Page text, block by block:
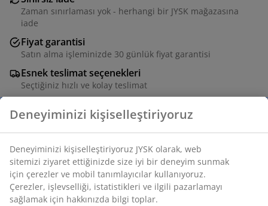
Zaman sınırlaması yok - herhangi bir JYSK mağazasına
iade
Fiyat garantisi
Satın alma işleminizde 30 günlük fiyat garantisi
Esnek teslimat seçenekleri
Seçtiğiniz hızlı ve kolay teslimat
Çelikten yapılmış siyah deoratif vazo, güzel bir ışık
oyunu yaratan detaylı oymalı bir desene sahiptir. Pratik
bir sapı vardır. Ø15 x H20 cm
SKU: 4912623
Deneyiminizi kişiselleştiriyoruz
Deneyiminizi kişiselleştiriyoruz JYSK olarak, web
sitemizi ziyaret ettiğinizde size iyi bir deneyim sunmak
için çerezler ve mobil tanımlayıcılar kullanıyoruz.
Çerezler, işlevselliği, istatistikleri ve ilgili pazarlamayı
sağlamak için hakkınızda bilgi toplar.